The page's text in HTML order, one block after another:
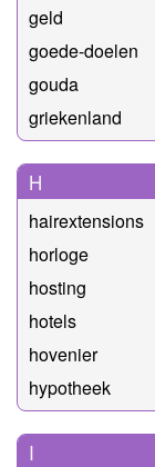
geld
goede-doelen
gouda
griekenland
H
hairextensions
horloge
hosting
hotels
hovenier
hypotheek
I